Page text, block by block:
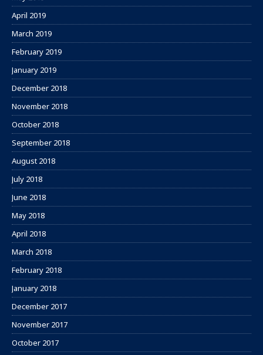
April 2019
March 2019
February 2019
January 2019
December 2018
November 2018
October 2018
September 2018
August 2018
July 2018
June 2018
May 2018
April 2018
March 2018
February 2018
January 2018
December 2017
November 2017
October 2017